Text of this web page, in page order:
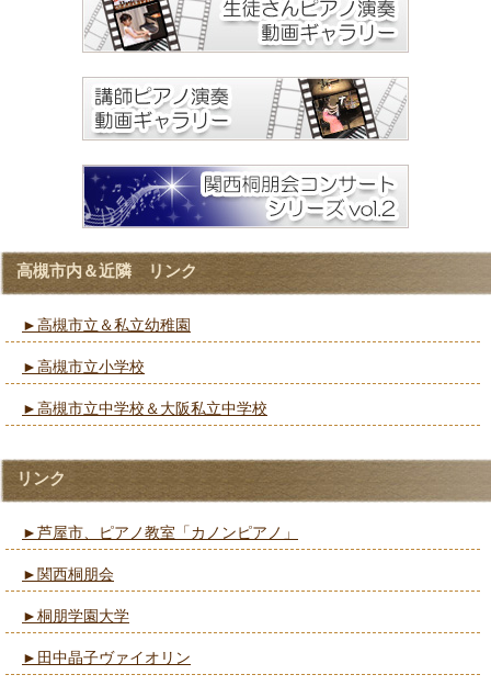
高槻市内＆近隣 リンク
►高槻市立＆私立幼稚園
►高槻市立小学校
►高槻市立中学校＆大阪私立中学校
リンク
►芦屋市、ピアノ教室「カノンピアノ」
►関西桐朋会
►桐朋学園大学
►田中晶子ヴァイオリン